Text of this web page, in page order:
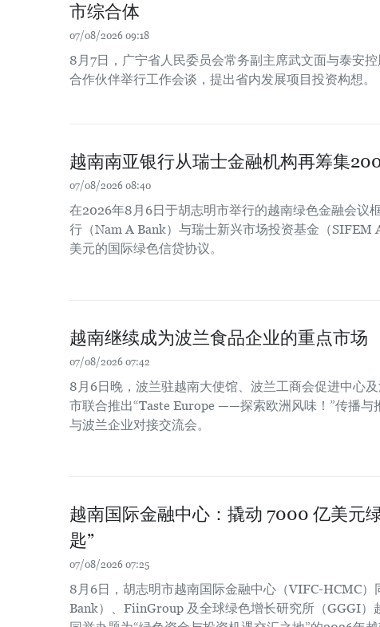
市综合体
07/08/2026 09:18
8月7日，广宁省人民委员会常务副主席武文面与泰安
合作伙伴举行工作会谈，提出省内发展项目投资构想。
越南南亚银行从瑞士金融机构再筹集
07/08/2026 08:40
在2026年8月6日于胡志明市举行的越南绿色金融会议
行（Nam A Bank）与瑞士新兴市场投资基金（SIFEM
美元的国际绿色信贷协议。
越南继续成为波兰食品企业的重点市场
07/08/2026 07:42
8月6日晚，波兰驻越南大使馆、波兰工商会促进中心
市联合推出“Taste Europe ——探索欧洲风味！”传播与
与波兰企业对接交流会。
越南国际金融中心：撬动 7000 亿美元
匙”
07/08/2026 07:25
8月6日，胡志明市越南国际金融中心（VIFC-HCMC）
Bank）、FiinGroup 及全球绿色增长研究所（GGGI）